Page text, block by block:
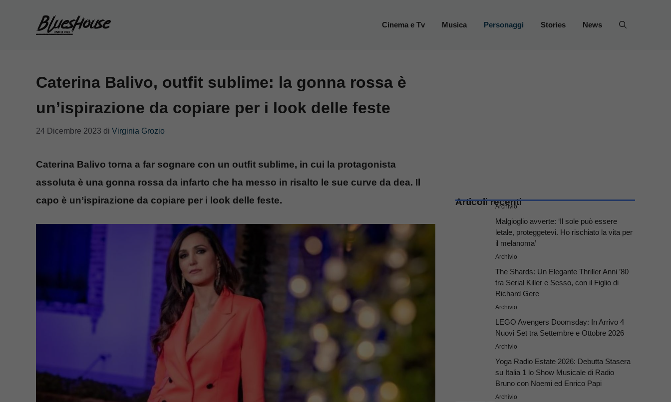
Cinema e Tv Musica Personaggi Stories News
Caterina Balivo, outfit sublime: la gonna rossa è
un’ispirazione da copiare per i look delle feste
24 Dicembre 2023 di Virginia Grozio
Caterina Balivo torna a far sognare con un outfit sublime, in cui la protagonista
assoluta è una gonna rossa da infarto che ha messo in risalto le sue curve da dea. Il
capo è un’ispirazione da copiare per i look delle feste.
Articoli recenti
Archivio
Malgioglio avverte: ‘Il sole può essere
letale, proteggetevi. Ho rischiato la vita per
il melanoma’
Archivio
The Shards: Un Elegante Thriller Anni ’80
tra Serial Killer e Sesso, con il Figlio di
Richard Gere
Archivio
LEGO Avengers Doomsday: In Arrivo 4
Nuovi Set tra Settembre e Ottobre 2026
Archivio
Yoga Radio Estate 2026: Debutta Stasera
su Italia 1 lo Show Musicale di Radio
Bruno con Noemi ed Enrico Papi
Archivio